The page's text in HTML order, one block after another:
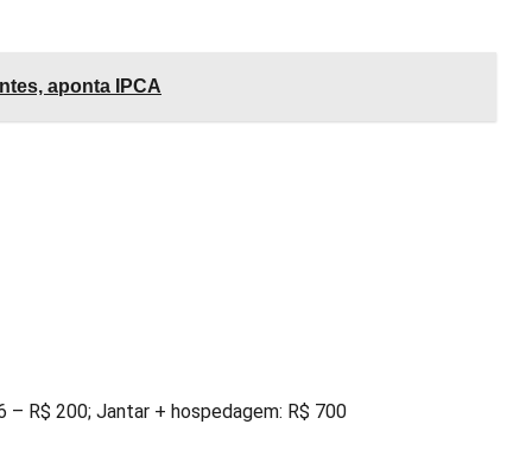
aponta IPCA
R$ 200; Jantar + hospedagem: R$ 700